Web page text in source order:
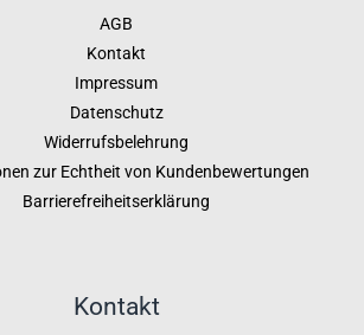
AGB
Kontakt
Impressum
Datenschutz
Widerrufsbelehrung
zur Echtheit von Kundenbewertungen
Barrierefreiheitserklärung
Kontakt